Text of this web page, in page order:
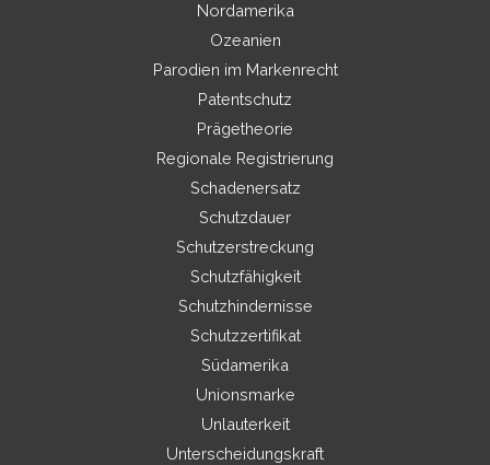
Nordamerika
Ozeanien
Parodien im Markenrecht
Patentschutz
Prägetheorie
Regionale Registrierung
Schadenersatz
Schutzdauer
Schutzerstreckung
Schutzfähigkeit
Schutzhindernisse
Schutzzertifikat
Südamerika
Unionsmarke
Unlauterkeit
Unterscheidungskraft